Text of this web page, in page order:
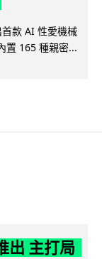
款 AI 性愛機械
置 165 種親密...
出 主打局